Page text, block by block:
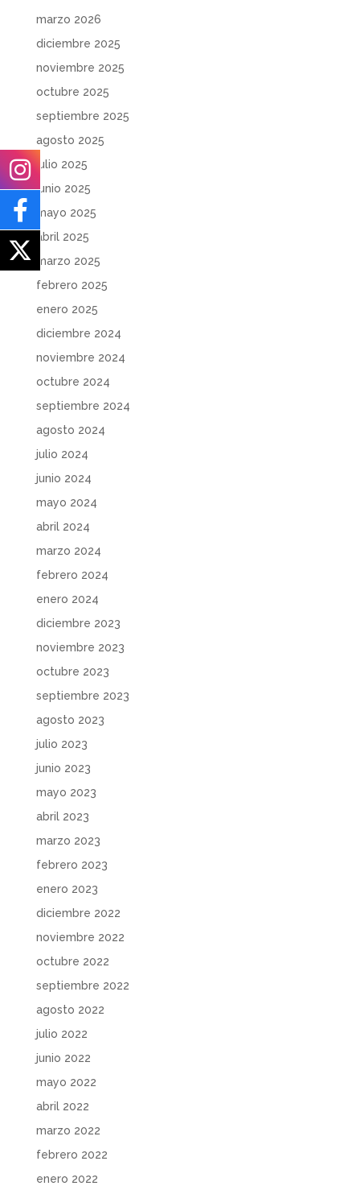
marzo 2026
diciembre 2025
noviembre 2025
octubre 2025
septiembre 2025
agosto 2025
julio 2025
junio 2025
mayo 2025
abril 2025
marzo 2025
febrero 2025
enero 2025
diciembre 2024
noviembre 2024
octubre 2024
septiembre 2024
agosto 2024
julio 2024
junio 2024
mayo 2024
abril 2024
marzo 2024
febrero 2024
enero 2024
diciembre 2023
noviembre 2023
octubre 2023
septiembre 2023
agosto 2023
julio 2023
junio 2023
mayo 2023
abril 2023
marzo 2023
febrero 2023
enero 2023
diciembre 2022
noviembre 2022
octubre 2022
septiembre 2022
agosto 2022
julio 2022
junio 2022
mayo 2022
abril 2022
marzo 2022
febrero 2022
enero 2022